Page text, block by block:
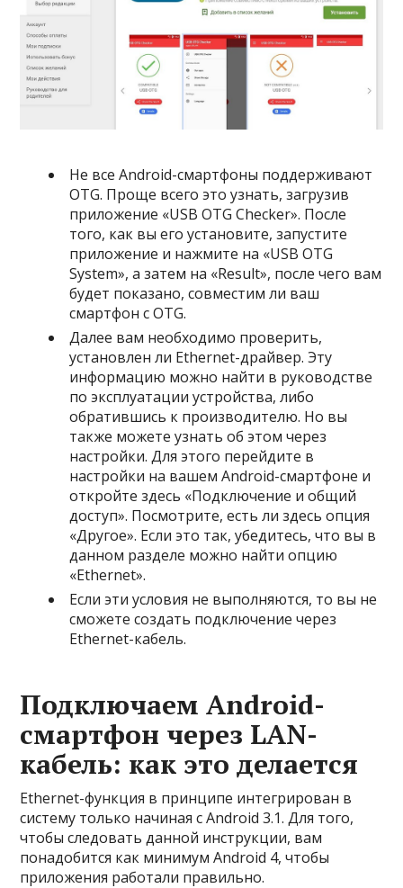
Не все Android-смартфоны поддерживают
OTG. Проще всего это узнать, загрузив
приложение «USB OTG Checker». После
того, как вы его установите, запустите
приложение и нажмите на «USB OTG
System», а затем на «Result», после чего вам
будет показано, совместим ли ваш
смартфон с OTG.
Далее вам необходимо проверить,
установлен ли Ethernet-драйвер. Эту
информацию можно найти в руководстве
по эксплуатации устройства, либо
обратившись к производителю. Но вы
также можете узнать об этом через
настройки. Для этого перейдите в
настройки на вашем Android-смартфоне и
откройте здесь «Подключение и общий
доступ». Посмотрите, есть ли здесь опция
«Другое». Если это так, убедитесь, что вы в
данном разделе можно найти опцию
«Ethernet».
Если эти условия не выполняются, то вы не
сможете создать подключение через
Ethernet-кабель.
Подключаем Android-
смартфон через LAN-
кабель: как это делается
Ethernet-функция в принципе интегрирован в
систему только начиная с Android 3.1. Для того,
чтобы следовать данной инструкции, вам
понадобится как минимум Android 4, чтобы
приложения работали правильно.